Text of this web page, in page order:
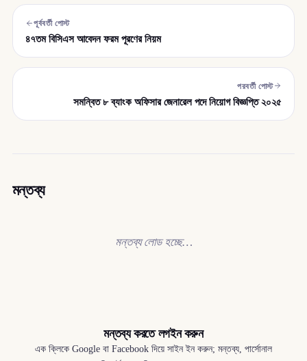
পূর্ববর্তী পোস্ট
৪৭তম বিসিএস আবেদন ফরম পূরণের নিয়ম
পরবর্তী পোস্ট
সমন্বিত ৮ ব্যাংক অফিসার জেনারেল পদে নিয়োগ বিজ্ঞপ্তি ২০২৫
মন্তব্য
মন্তব্য লোড হচ্ছে…
মন্তব্য করতে লগইন করুন
এক ক্লিকে Google বা Facebook দিয়ে সাইন ইন করুন; মন্তব্য, পার্সোনাল